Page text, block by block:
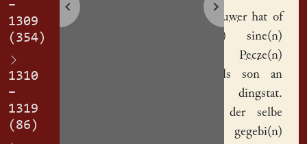
–
1309
(354)
1310
–
1319
(86)
Nikil Bruwerhat of
gegebi(n) sine(n)
Pecze(n)
Gu(n)czils son an
recht(er) dingstat.
So hat der selbe
Pecz of gegebi(n)